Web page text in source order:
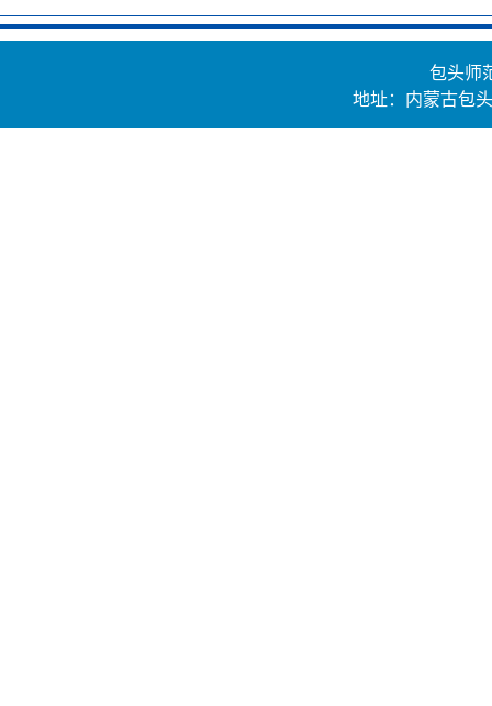
包头师
地址：内蒙古包